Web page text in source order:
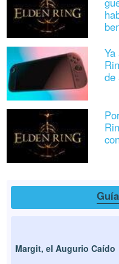
de
Margit, el Augurio Caído